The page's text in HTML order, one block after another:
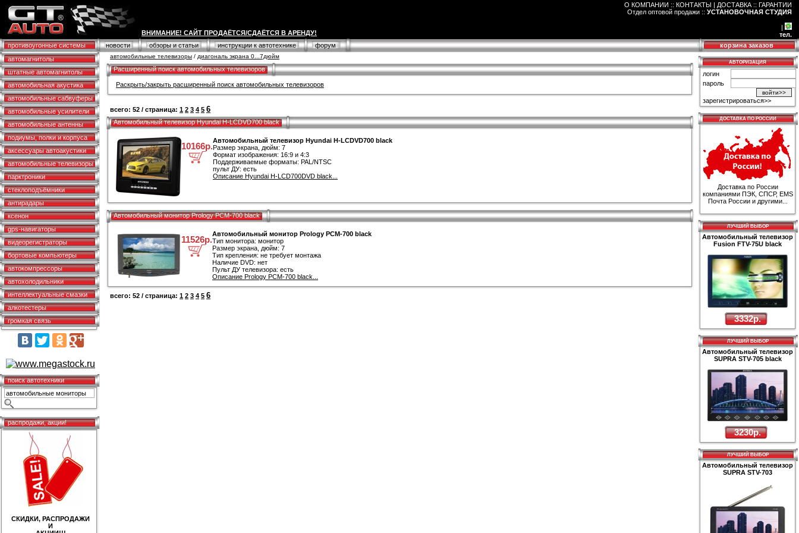
ВНИМАНИЕ! САЙТ ПРОДАЁТСЯ/СДАЁТСЯ В АРЕНДУ!
О КОМПАНИИ :: КОНТАКТЫ | ДОСТАВКА :: ГАРАНТИИ
Отдел оптовой продажи :: УСТАНОВОЧНАЯ СТУДИЯ
|
тел.
противоугонные системы
новости обзоры и статьи инструкции к автотехнике форум
корзина заказов
автомагнитолы
штатные автомагнитолы
автомобильная акустика
автомобильные сабвуферы
автомобильные усилители
автомобильные антенны
подиумы, полки и корпуса
аксессуары автоакустики
автомобильные телевизоры
парктроники
стеклоподъёмники
антирадары
ксенон
gps-навигаторы
видеорегистраторы
бортовые компьютеры
автокомпрессоры
автохолодильники
интеллектуальные смазки
алкотестеры
громкая связь
поиск автотехники
распродажи, акции!
СКИДКИ, РАСПРОДАЖИ
И
автомобильные телевизоры / диагональ экрана 0...7дюйм
Расширенный поиск автомобильных телевизоров
Раскрыть/закрыть расширенный поиск автомобильных телевизоров
всего: 52 / страница: 1 2 3 4 5 6
Автомобильный телевизор Hyundai H-LCDVD700 black
10166р.
Автомобильный телевизор Hyundai H-LCDVD700 black
Размер экрана, дюйм: 7
Формат изображения: 16:9 и 4:3
Поддерживаемые форматы: PAL/NTSC
пульт ДУ: есть
Описание Hyundai H-LCD700DVD black...
Автомобильный монитор Prology PCM-700 black
11526р.
Автомобильный монитор Prology PCM-700 black
Тип монитора: монитор
Размер экрана, дюйм: 7
Тип крепления: не требует монтажа
Наличие DVD: нет
Пульт ДУ телевизора: есть
Описание Prology PCM-700 black...
всего: 52 / страница: 1 2 3 4 5 6
АВТОРИЗАЦИЯ
логин
пароль
зарегистрироваться>>
ДОСТАВКА ПО РОССИИ
Доставка по России
компаниями ПЭК, СПСР, EMS
Почта России и другими...
ЛУЧШИЙ ВЫБОР
Автомобильный телевизор
Fusion FTV-75U black
3332р.
ЛУЧШИЙ ВЫБОР
Автомобильный телевизор
SUPRA STV-705 black
3230р.
ЛУЧШИЙ ВЫБОР
Автомобильный телевизор
SUPRA STV-703